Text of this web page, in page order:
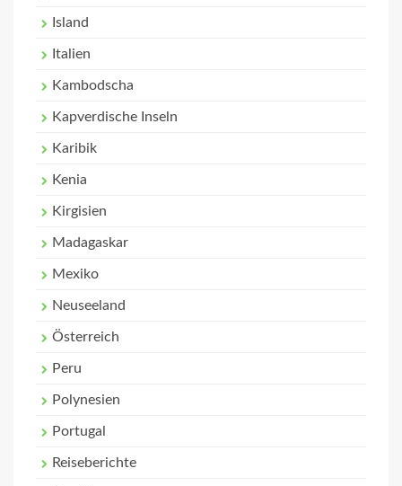
Island
Italien
Kambodscha
Kapverdische Inseln
Karibik
Kenia
Kirgisien
Madagaskar
Mexiko
Neuseeland
Österreich
Peru
Polynesien
Portugal
Reiseberichte